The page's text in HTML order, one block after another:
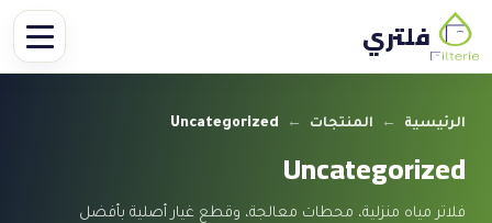
فلتري
الرئيسية ← المنتجات ←
Uncategorized
Uncategorized
فلاتر مياه منزلية، محطات معالجة، وقطع غيار أصلية بأفضل